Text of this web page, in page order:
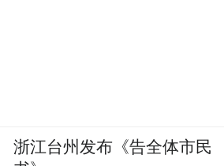
浙江台州发布《告全体市民